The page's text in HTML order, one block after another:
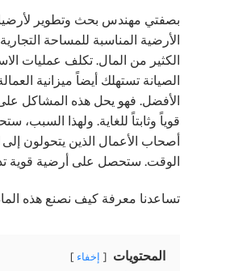
بصفتي مهندس بحث وتطوير
الأرضية المناسبة للمساحة
الكثير من المال. تكلف عمليات
الصيانة تستهلك أيضاً ميزانية
الأفضل. فهو يحل هذه المشاكل
قوياً وثابتاً للغاية. ولهذا
أصحاب الأعمال الذين يتحولون
الوقت. ستحصل على أرضية قوية
تساعدنا معرفة كيف نصنع هذه
المحتويات إخفاء